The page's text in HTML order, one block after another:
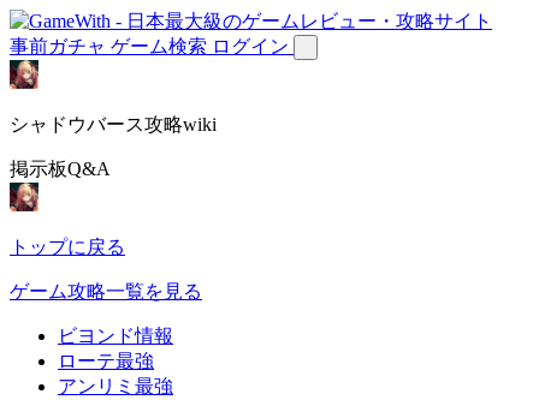
事前ガチャ ゲーム検索 ログイン
シャドウバース攻略wiki
掲示板Q&A
トップに戻る
ゲーム攻略一覧を見る
ビヨンド情報
ローテ最強
アンリミ最強